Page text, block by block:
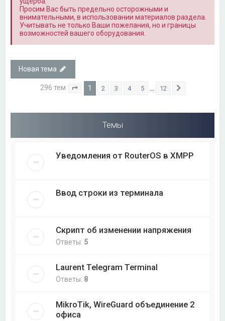
Просим Вас быть предельно осторожными и
внимательными, в использовании материалов раздела.
Учитывать не только Ваши пожелания, но и границы
возможностей вашего оборудования.
Новая тема
296 тем Страница из 12
1 2 3 4 5 12
Темы
Уведомления от RouterOS в XMPP
Ввод строки из терминала
Скрипт об изменении напряжения
Ответы: 5
Laurent Telegram Terminal
Ответы: 8
MikroTik, WireGuard объединение 2
офиса